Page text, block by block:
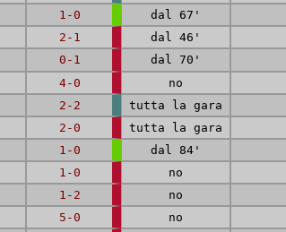
1-0
dal 67'
2-1
dal 46'
0-1
dal 70'
4-0
no
2-2
tutta la gara
2-0
tutta la gara
1-0
dal 84'
1-0
no
1-2
no
5-0
no